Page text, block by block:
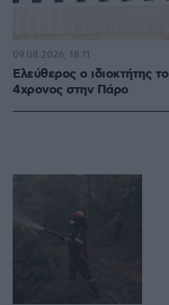
Ελεύθερος ο ιδιοκτήτης
4χρονος στην Πάρο
09.08.2026, 18:11